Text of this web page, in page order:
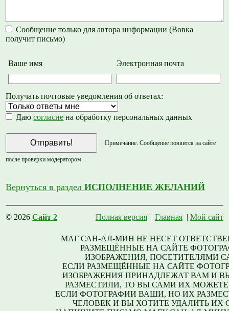
Сообщение только для автора информации (Вовка
получит письмо)
Ваше имя Электронная почта
Получать почтовые уведомления об ответах:
Даюсогласие на обработку персональных данных
Примечание. Сообщение появится на сайте
после проверки модератором.
Вернуться в разделИСПОЛНЕНИЕ ЖЕЛАНИЙ
© 2026Сайт 2 Полная версия| Главная| Мой сайт
МАГ САН-АЛ-МИН НЕ НЕСЕТ
РАЗМЕЩЁННЫЕ НА САЙТЕ
ИЗОБРАЖЕНИЯ, ПОСЕТИТЕЛЯМИ
ЕСЛИ РАЗМЕЩЁННЫЕ НА САЙТЕ
ИЗОБРАЖЕНИЯ ПРИНАДЛЕЖАТ ВАМ И
РАЗМЕСТИЛИ, ТО ВЫ САМИ ИХ МОЖЕТЕ
ЕСЛИ ФОТОГРАФИИ ВАШИ, НО ИХ
ЧЕЛОВЕК И ВЫ ХОТИТЕ УДАЛИТЬ ИХ